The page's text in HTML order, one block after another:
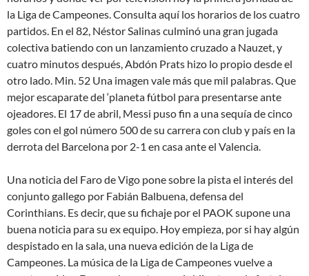
la Liga de Campeones. Consulta aquí los horarios de los cuatro
partidos. En el 82, Néstor Salinas culminó una gran jugada
colectiva batiendo con un lanzamiento cruzado a Nauzet, y
cuatro minutos después, Abdón Prats hizo lo propio desde el
otro lado. Min. 52 Una imagen vale más que mil palabras. Que
mejor escaparate del ‘planeta fútbol para presentarse ante
ojeadores. El 17 de abril, Messi puso fin a una sequía de cinco
goles con el gol número 500 de su carrera con club y país en la
derrota del Barcelona por 2-1 en casa ante el Valencia.
Una noticia del Faro de Vigo pone sobre la pista el interés del
conjunto gallego por Fabián Balbuena, defensa del
Corinthians. Es decir, que su fichaje por el PAOK supone una
buena noticia para su ex equipo. Hoy empieza, por si hay algún
despistado en la sala, una nueva edición de la Liga de
Campeones. La música de la Liga de Campeones vuelve a